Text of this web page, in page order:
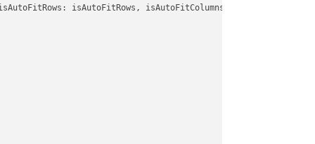
isAutoFitRows, isAutoFitColumns: